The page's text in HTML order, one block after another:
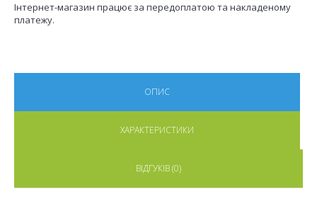
Інтернет-магазин працює за передоплатою та накладеному
платежу.
ОПИС
ХАРАКТЕРИСТИКИ
ВІДГУКІВ (0)